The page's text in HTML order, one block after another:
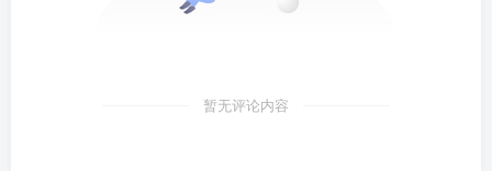
暂无评论内容